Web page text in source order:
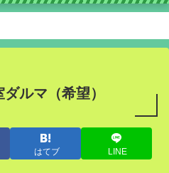
ルマ（希望）
はてブ LINE